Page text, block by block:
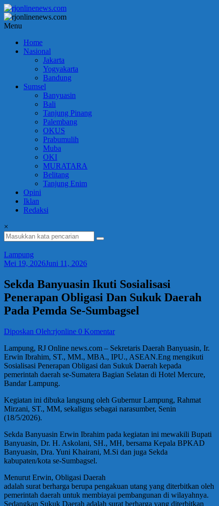
Lompat
ke
konten
rjonlinenews.com
Faktual
Berimbang
Terpercaya
Menu
Home
Nasional
Jakarta
Yogyakarta
Bandung
Sumsel
Banyuasin
Bali
Tanjung Pinang
Palembang
OKUS
Prabumulih
Muba
OKI
MURATARA
Belitang
Tanjung Enim
Opini
Iklan
Redaksi
×
Lampung
Mei 19, 2026Juni 11, 2026
Sekda Banyuasin Ikuti Sosialisasi
Penerapan Obligasi Dan Sukuk Daerah
Pada Pemda Se-Sumbagsel
Diposkan Oleh:rjonline 0 Komentar
Lampung, RJ Online news.com – Sekretaris Daerah Banyuasin, Ir.
Erwin Ibrahim, ST., MM., MBA., IPU., ASEAN.Eng mengikuti
Sosialisasi Penerapan Obligasi dan Sukuk Daerah kepada
pemerintah daerah se-Sumatera Bagian Selatan di Hotel Mercure,
Bandar Lampung.
Kegiatan ini dibuka langsung oleh Gubernur Lampung, Rahmat
Mirzani, ST., MM, sekaligus sebagai narasumber, Senin
(18/5/2026).
Sekda Banyuasin Erwin Ibrahim pada kegiatan ini mewakili Bupati
Banyuasin, Dr. H. Askolani, SH., MH, bersama Kepala BPKAD
Banyuasin, Dra. Yuni Khairani, M.Si dan juga Sekda
kabupaten/kota se-Sumbagsel.
Menurut Erwin, Obligasi Daerah
adalah surat berharga berupa pengakuan utang yang diterbitkan oleh
pemerintah daerah untuk membiayai pembangunan di wilayahnya.
Sedangkan Sukuk Daerah adalah surat berharga yang diterbitkan